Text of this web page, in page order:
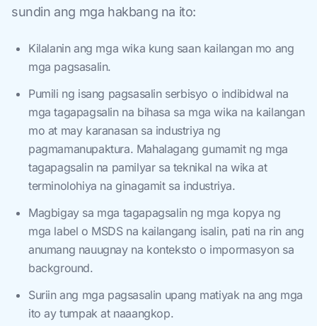
sundin ang mga hakbang na ito:
Kilalanin ang mga wika kung saan kailangan mo ang
mga pagsasalin.
Pumili ng isang pagsasalin serbisyo o indibidwal na
mga tagapagsalin na bihasa sa mga wika na kailangan
mo at may karanasan sa industriya ng
pagmamanupaktura. Mahalagang gumamit ng mga
tagapagsalin na pamilyar sa teknikal na wika at
terminolohiya na ginagamit sa industriya.
Magbigay sa mga tagapagsalin ng mga kopya ng
mga label o MSDS na kailangang isalin, pati na rin ang
anumang nauugnay na konteksto o impormasyon sa
background.
Suriin ang mga pagsasalin upang matiyak na ang mga
ito ay tumpak at naaangkop.